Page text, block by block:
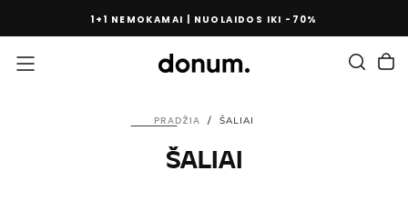
TURINIO
1+1 NEMOKAMAI | NUOLAIDOS IKI -70%
PRADŽIA / ŠALIAI
ŠALIAI